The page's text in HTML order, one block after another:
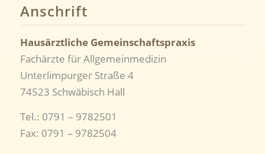
Anschrift
Hausärztliche Gemeinschaftspraxis
Fachärzte für Allgemeinmedizin
Unterlimpurger Straße 4
74523 Schwäbisch Hall
Tel.: 0791 – 9782501
Fax: 0791 – 9782504